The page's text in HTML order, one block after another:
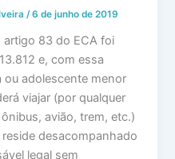
/6 de junho de 2019
artigo 83 do ECA foi
e, com essa
ou adolescente menor
viajar (por qualquer
avião, trem, etc.)
desacompanhado
legal sem